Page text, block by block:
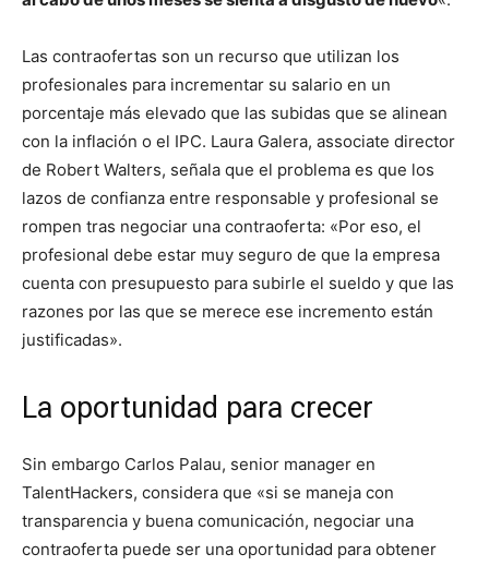
Las contraofertas son un recurso que utilizan los
profesionales para incrementar su salario en un
porcentaje más elevado que las subidas que se alinean
con la inflación o el IPC. Laura Galera, associate director
de Robert Walters, señala que el problema es que los
lazos de confianza entre responsable y profesional se
rompen tras negociar una contraoferta: «Por eso, el
profesional debe estar muy seguro de que la empresa
cuenta con presupuesto para subirle el sueldo y que las
razones por las que se merece ese incremento están
justificadas».
La oportunidad para crecer
Sin embargo Carlos Palau, senior manager en
TalentHackers, considera que «si se maneja con
transparencia y buena comunicación, negociar una
contraoferta puede ser una oportunidad para obtener